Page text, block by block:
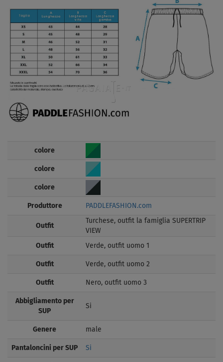
colore
colore
colore
Produttore PADDLEFASHION.com
Outfit
Turchese, outfit la famiglia SUPERTRIP
VIEW
Outfit Verde, outfit uomo 1
Outfit Verde, outfit uomo 2
Outfit Nero, outfit uomo 3
Abbigliamento per
SUP
Si
Genere male
Pantaloncini per SUP Si